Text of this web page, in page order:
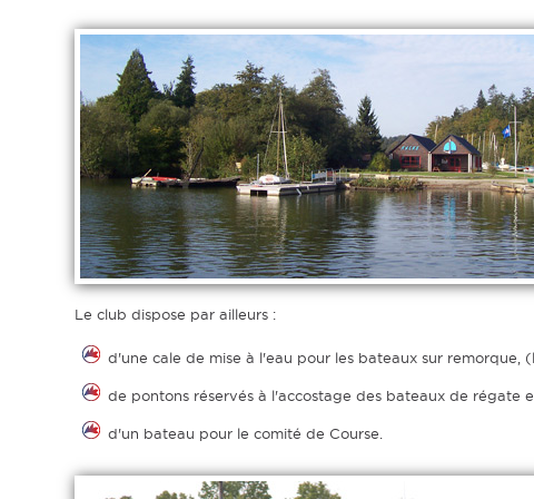
Le club dispose par ailleurs :
d'une cale de mise à l'eau pour les bateaux sur remorque,
de pontons réservés à l'accostage des bateaux de régate
d'un bateau pour le comité de Course.